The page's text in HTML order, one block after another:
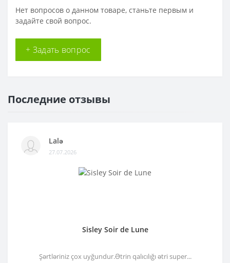
Нет вопросов о данном товаре, станьте первым и
задайте свой вопрос.
+ Задать вопрос
Последние отзывы
Lalə
27.07.2026
Sisley Soir de Lune
Şərtləriniz çox uyğundur.Ətrin qalıcılığı ətri super...